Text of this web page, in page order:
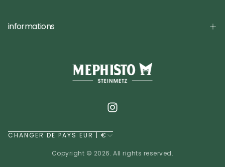
informations
CHANGER DE PAYS EUR | €
Copyright © 2026. All rights reserved.